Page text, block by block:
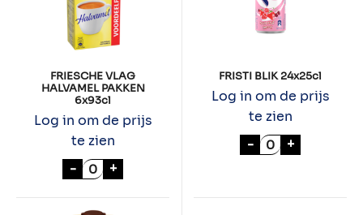
FRIESCHE VLAG
HALVAMEL PAKKEN
6x93cl
Log in om de prijs
te zien
- FRIESCHE VLAG HALVAMEL PAKKEN
+
FRISTI BLIK 24x25cl
Log in om de prijs
te zien
- FRISTI BLIK
+